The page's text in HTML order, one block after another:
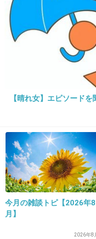
2013/10/10(木) 23:42:42
マジ勘弁
出典：www.officiallyjd.com
2013/10/10(木) 23:42:55
【晴れ女】エピソードを
今月の雑談トピ【2026年8
月】
2026年8